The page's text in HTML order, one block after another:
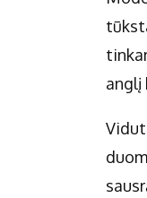
anglį